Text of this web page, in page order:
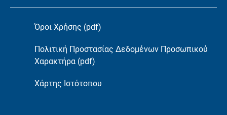
Όροι Χρήσης (pdf)
Πολιτική Προστασίας Δεδομένων Προσωπικού
Χαρακτήρα (pdf)
Χάρτης Ιστότοπου